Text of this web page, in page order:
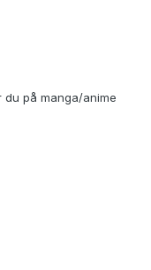
du på manga/anime